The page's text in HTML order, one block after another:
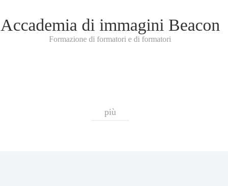
Accademia di immagini Beacon
Formazione di formatori e di formatori
più